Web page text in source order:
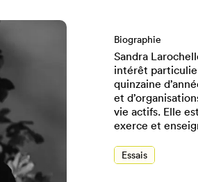
Biographie
Sandra
intérêt
quinzaine
et
vie actifs. Elle
exerce et
Essais